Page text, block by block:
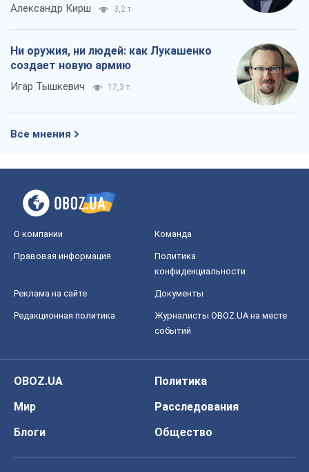
Александр Кирш 3,2 т.
Ни оружия, ни людей: как Лукашенко
создает новую армию
Игар Тышкевич 17,3 т.
Все мнения
О компании Команда
Правовая информация
Политика
конфиденциальности
Реклама на сайте Документы
Редакционная политика
Журналисты OBOZ.UA на месте
событий
OBOZ.UA
Политика
Мир
Расследования
Блоги
Общество